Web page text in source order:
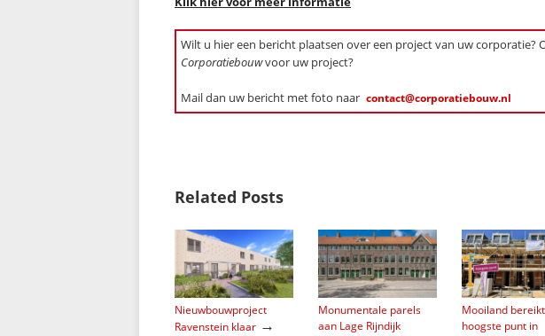
Wilt u hier een bericht plaatsen over een project van uw corporatie?
Corporatiebouwvoor uw project?
Mail dan uw bericht met foto naar contact@corporatiebouw.nl
Related Posts
Nieuwbouwproject
Ravenstein klaar →
Monumentale parels
aan Lage Rijndijk
Mooiland bereikt
hoogste punt in